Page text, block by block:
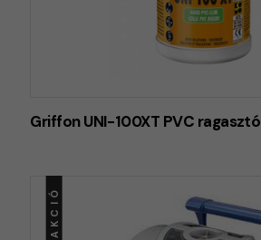
Griffon UNI-100XT PVC ragasztó
AKCIÓ